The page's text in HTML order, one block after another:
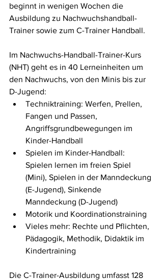
beginnt in wenigen Wochen die
Ausbildung zu Nachwuchshandball-
Trainer sowie zum C-Trainer Handball.
Im Nachwuchs-Handball-Trainer-Kurs
(NHT) geht es in 40 Lerneinheiten um
den Nachwuchs, von den Minis bis zur
D-Jugend:
Techniktraining: Werfen, Prellen,
Fangen und Passen,
Angriffsgrundbewegungen im
Kinder-Handball
Spielen im Kinder-Handball:
Spielen lernen im freien Spiel
(Mini), Spielen in der Manndeckung
(E-Jugend), Sinkende
Manndeckung (D-Jugend)
Motorik und Koordinationstraining
Vieles mehr: Rechte und Pflichten,
Pädagogik, Methodik, Didaktik im
Kindertraining
Die C-Trainer-Ausbildung umfasst 128